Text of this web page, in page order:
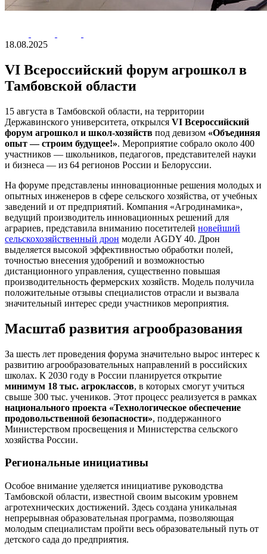
18.08.2025
VI Всероссийский форум агрошкол в
Тамбовской области
15 августа в Тамбовской области, на территории
Державинского университета, открылся VI Всероссийский
форум агрошкол и школ-хозяйств под девизом «Объединяя
опыт — строим будущее!». Мероприятие собрало около 400
участников — школьников, педагогов, представителей науки
и бизнеса — из 64 регионов России и Белоруссии.
На форуме представлены инновационные решения молодых и
опытных инженеров в сфере сельского хозяйства, от учебных
заведений и от предприятий. Компания «Агродинамика»,
ведущий производитель инновационных решений для
аграриев, представила вниманию посетителей новейший
сельскохозяйственный дрон модели AGDY 40. Дрон
выделяется высокой эффективностью обработки полей,
точностью внесения удобрений и возможностью
дистанционного управления, существенно повышая
производительность фермерских хозяйств. Модель получила
положительные отзывы специалистов отрасли и вызвала
значительный интерес среди участников мероприятия.
Масштаб развития агрообразования
За шесть лет проведения форума значительно вырос интерес к
развитию агрообразовательных направлений в российских
школах. К 2030 году в России планируется открытие
минимум 18 тыс. агроклассов, в которых смогут учиться
свыше 300 тыс. учеников. Этот процесс реализуется в рамках
национального проекта «Технологическое обеспечение
продовольственной безопасности», поддержанного
Министерством просвещения и Министерства сельского
хозяйства России.
Региональные инициативы
Особое внимание уделяется инициативе руководства
Тамбовской области, известной своим высоким уровнем
агротехнических достижений. Здесь создана уникальная
непрерывная образовательная программа, позволяющая
молодым специалистам пройти весь образовательный путь от
детского сада до предприятия.